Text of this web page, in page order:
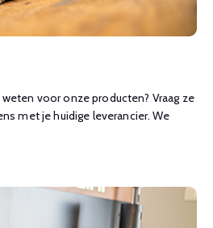
voor onze producten? Vraag ze
met je huidige leverancier. We